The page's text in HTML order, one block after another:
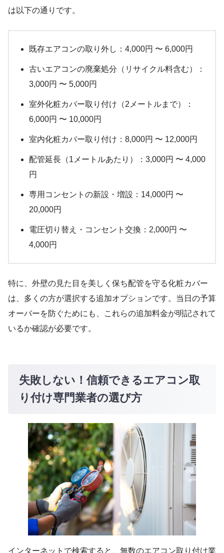
は以下の通りです。
既存エアコンの取り外し：4,000円 〜 6,000円
古いエアコンの廃棄処分（リサイクル料含む）：
3,000円 〜 5,000円
室外化粧カバー取り付け（2メートルまで）：
6,000円 〜 10,000円
室内化粧カバー取り付け：8,000円 〜 12,000円
配管延長（1メートルあたり）：3,000円 〜 4,000
円
専用コンセントの新設・増設：14,000円 〜
20,000円
電圧切り替え・コンセント交換：2,000円 〜
4,000円
特に、外壁の見た目を美しく保ち配管を守る化粧カバー
は、多くの方が選択する追加オプションです。当日の予算
オーバーを防ぐためにも、これらの追加料金が明記されて
いるか確認が必要です。
失敗しない！信頼できるエアコン取
り付け専門業者の選び方
インターネットで検索すると、無数のエアコン取り付け業